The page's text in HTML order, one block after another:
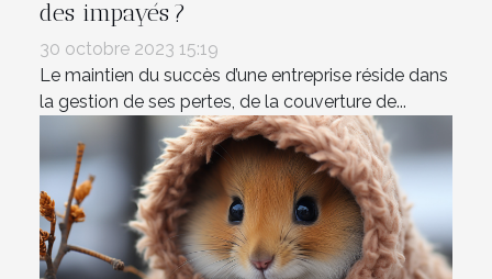
des impayés ?
30 octobre 2023 15:19
Le maintien du succès d’une entreprise réside dans
la gestion de ses pertes, de la couverture de...